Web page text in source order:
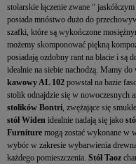
stolarskie łączenie zwane “
posiada mnóstwo dużo do
szafki, które są wykończone
możemy skomponować piękną
posiadają ozdobny rant na blacie i są
idealnie na siebie nachodzą. Mamy
kawowy AL 102 powstał na bazie
stolik odnajdzie się w nowoczesnych
stolików Bontri , zwężające się
stół Widen idealnie nadają się jako
Furniture mogą zostać wykonane w
wybór w zakresie wybarwienia
każdego pomieszczenia. Stół Taoz